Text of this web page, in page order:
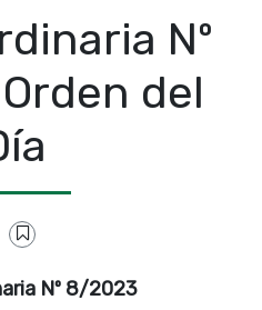
Nº
del
Nº 8/2023